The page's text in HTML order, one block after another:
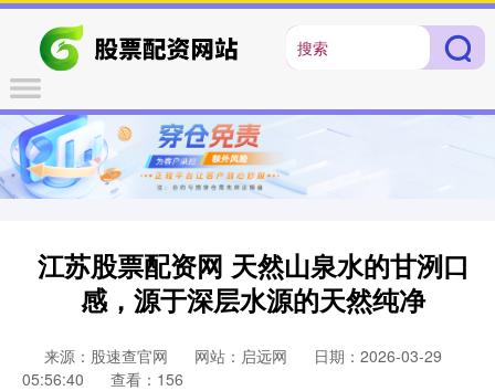
江苏股票配资网 天然山泉水的甘洌口
感，源于深层水源的天然纯净
来源：股速查官网 网站：启远网
日期：2026-03-29
05:56:40
查看：156